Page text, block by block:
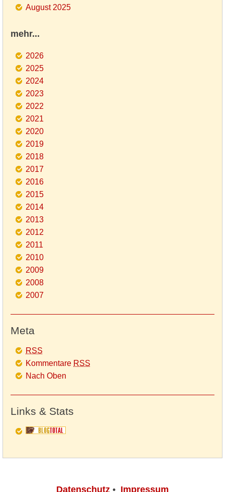
August 2025
mehr...
2026
2025
2024
2023
2022
2021
2020
2019
2018
2017
2016
2015
2014
2013
2012
2011
2010
2009
2008
2007
Meta
RSS
Kommentare RSS
Nach Oben
Links & Stats
Datenschutz • Impressum